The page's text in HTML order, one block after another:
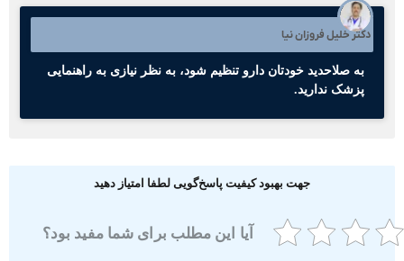
دکتر خلیل فروزان نیا
به صلاحدید خودتان دارو تنظیم شود، به نظر نیازی به راهنمایی
پزشک ندارید.
جهت بهبود کیفیت پاسخ‌گویی لطفا امتیاز دهید
آیا این مطلب برای شما مفید بود؟